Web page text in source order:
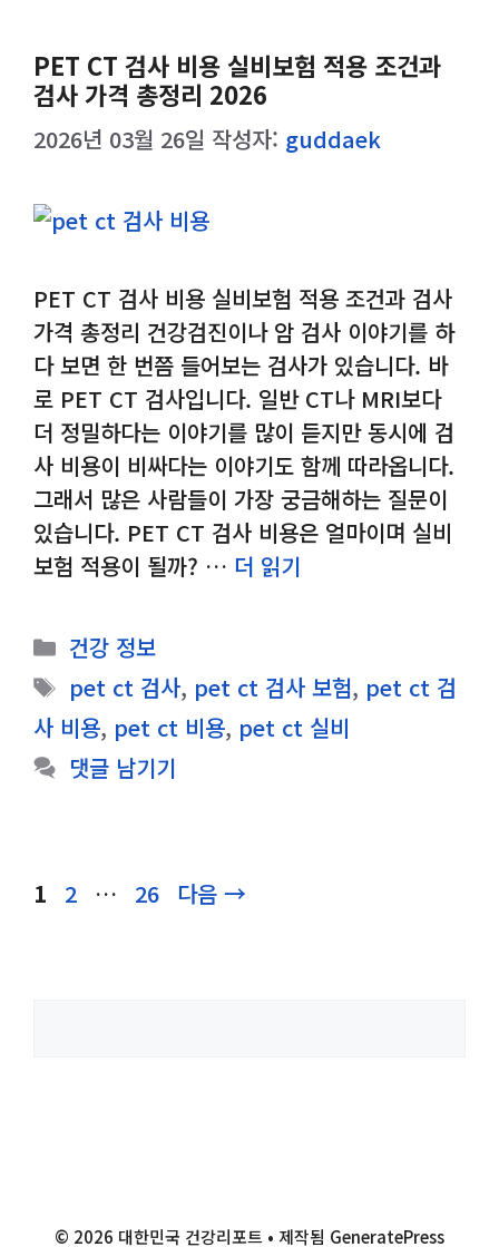
PET CT 검사 비용 실비보험 적용 조건과
검사 가격 총정리 2026
2026년 03월 26일 작성자: guddaek
PET CT 검사 비용 실비보험 적용 조건과 검사
가격 총정리 건강검진이나 암 검사 이야기를 하
다 보면 한 번쯤 들어보는 검사가 있습니다. 바
로 PET CT 검사입니다. 일반 CT나 MRI보다
더 정밀하다는 이야기를 많이 듣지만 동시에 검
사 비용이 비싸다는 이야기도 함께 따라옵니다.
그래서 많은 사람들이 가장 궁금해하는 질문이
있습니다. PET CT 검사 비용은 얼마이며 실비
보험 적용이 될까? … 더 읽기
카
고
리
건강 정보
태
그
pet ct 검사, pet ct 검사 보험, pet ct 검
사 비용, pet ct 비용, pet ct 실비
댓글 남기기
페
1
페
2 …
페
26 다음 →
© 2026 대한민국 건강리포트 • 제작됨 GeneratePress